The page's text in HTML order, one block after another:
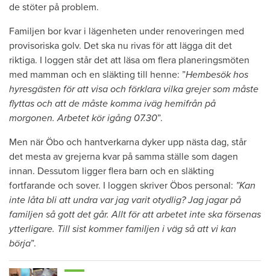
de stöter på problem.
Familjen bor kvar i lägenheten under renoveringen med
provisoriska golv. Det ska nu rivas för att lägga dit det
riktiga. I loggen står det att läsa om flera planeringsmöten
med mamman och en släkting till henne: ”Hembesök hos
hyresgästen för att visa och förklara vilka grejer som måste
flyttas och att de måste komma iväg hemifrån på
morgonen. Arbetet kör igång 07.30”.
Men när Öbo och hantverkarna dyker upp nästa dag, står
det mesta av grejerna kvar på samma ställe som dagen
innan. Dessutom ligger flera barn och en släkting
fortfarande och sover. I loggen skriver Öbos personal: ”Kan
inte låta bli att undra var jag varit otydlig? Jag jagar på
familjen så gott det går. Allt för att arbetet inte ska försenas
ytterligare. Till sist kommer familjen i väg så att vi kan
börja”.